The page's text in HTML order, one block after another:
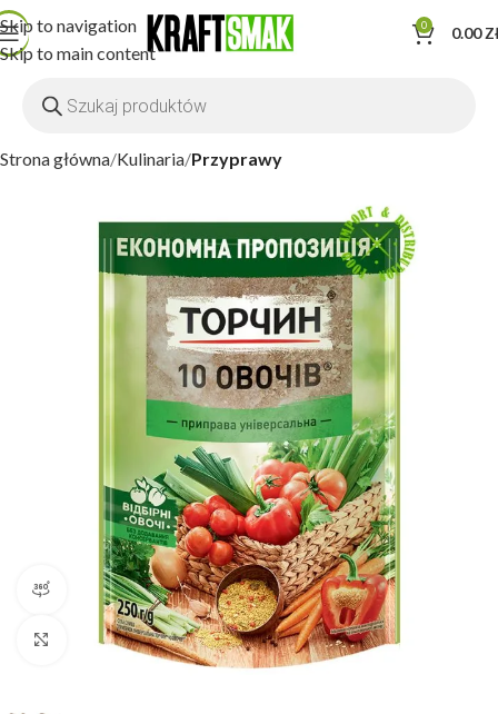
Skip to navigation
Skip to main content
0 0.00
Strona główna Kulinaria Przyprawy
widok produktu 360
Kliknij, aby powiększyć